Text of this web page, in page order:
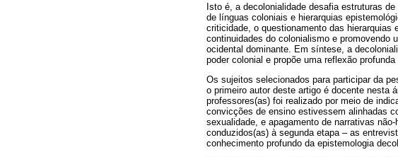
Isto é, a decolonialidade desafia estruturas
de línguas coloniais e hierarquias
criticidade, o questionamento das
continuidades do colonialismo e promovendo
ocidental dominante. Em síntese, a
poder colonial e propõe uma reflexão
Os sujeitos selecionados para participar da
o primeiro autor deste artigo é docente nesta
professores(as) foi realizado por meio de
convicções de ensino estivessem alinhadas
sexualidade, e apagamento de narrativas
conduzidos(as) à segunda etapa – as
conhecimento profundo da epistemologia